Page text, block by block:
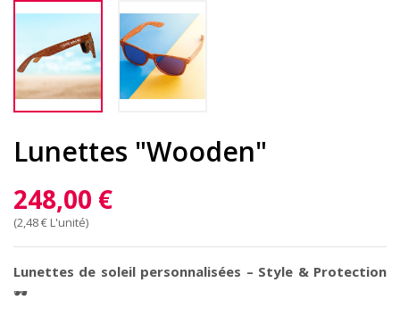
Lunettes "Wooden"
248,00 €
(2,48 € L'unité)
Lunettes de soleil personnalisées – Style & Protection
🕶️